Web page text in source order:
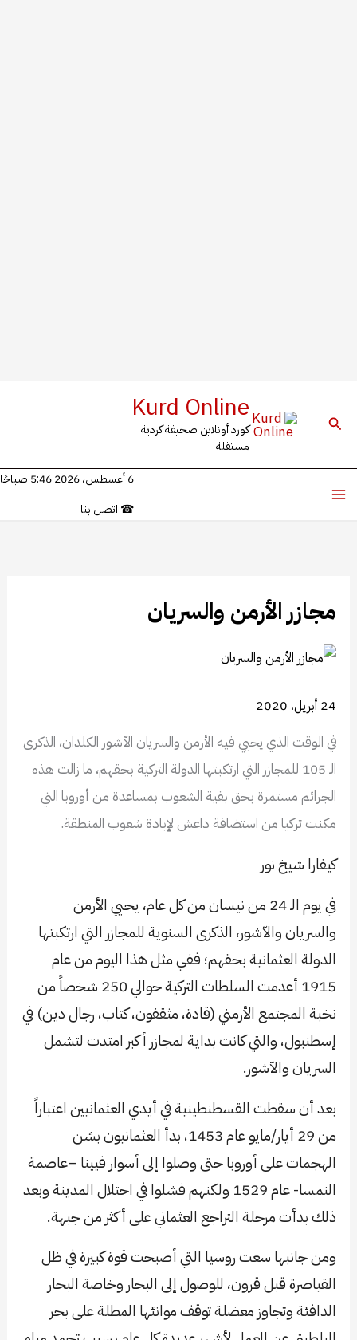
البحث Kurd Online
كورد أونلاين صحيفة كردية
مستقلة
6 أغسطس، 2026 5:46 صباحًا
☎ اتصل بنا
مجازر الأرمن والسريان
24 أبريل، 2020
في الوقت الذي يحيي فيه الأرمن والسريان الآشور الكلدان، الذكرى
الـ 105 للمجازر التي ارتكبتها الدولة التركية بحقهم، ما زالت هذه
الجرائم مستمرة بحق بقية الشعوب بمساعدة من أوروبا التي
مكنت تركيا من استضافة داعش لإبادة شعوب المنطقة.
كيفارا شيخ نور
في يوم الـ 24 من نيسان من كل عام، يحيي الأرمن
والسريان والآشور، الذكرى السنوية للمجازر التي ارتكبتها
الدولة العثمانية بحقهم؛ ففي مثل هذا اليوم من عام
1915 أعدمت السلطات التركية حوالي 250 شخصاً من
نخبة المجتمع الأرمني (قادة، مثقفون، كتاب، رجال دين) في
إسطنبول، والتي كانت بداية لمجازر أكبر امتدت لتشمل
السريان والآشور.
بعد أن سقطت القسطنطينية في أيدي العثمانيين اعتباراً
من 29 أيار/مايو عام 1453، بدأ العثمانيون بشن
الهجمات على أوروبا حتى وصلوا إلى أسوار فيينا –عاصمة
النمسا- عام 1529 ولكنهم فشلوا في احتلال المدينة وبعد
ذلك بدأت مرحلة التراجع العثماني على أكثر من جبهة.
ومن جانبها سعت روسيا التي أصبحت قوة كبيرة في ظل
القياصرة قبل قرون، للوصول إلى البحار وخاصة البحار
الدافئة وتجاوز معضلة توقف موانئها المطلة على بحر